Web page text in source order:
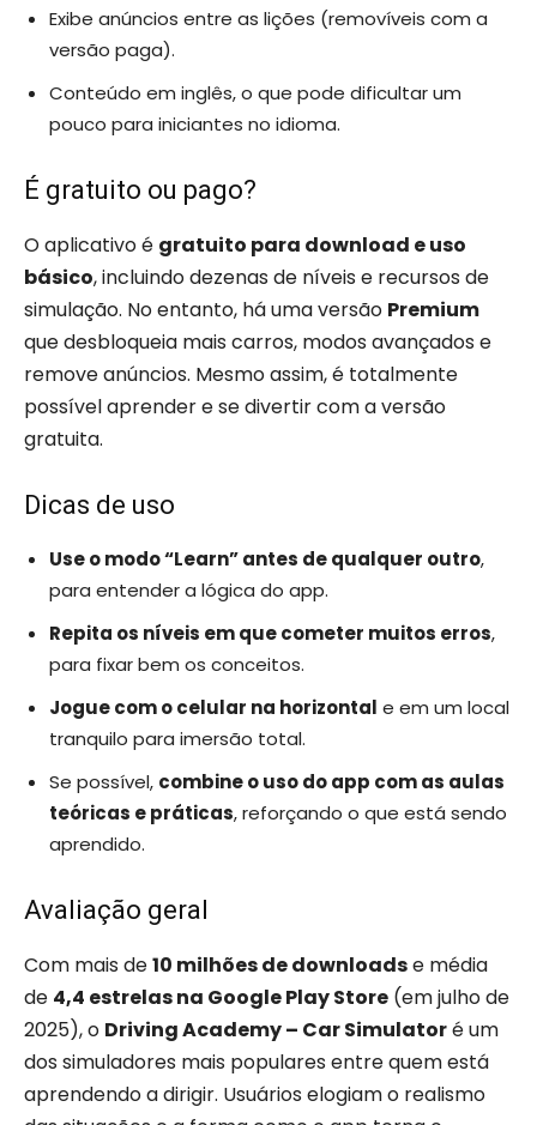
Exibe anúncios entre as lições (removíveis com a
versão paga).
Conteúdo em inglês, o que pode dificultar um
pouco para iniciantes no idioma.
É gratuito ou pago?
O aplicativo é gratuito para download e uso
básico, incluindo dezenas de níveis e recursos de
simulação. No entanto, há uma versão Premium
que desbloqueia mais carros, modos avançados e
remove anúncios. Mesmo assim, é totalmente
possível aprender e se divertir com a versão
gratuita.
Dicas de uso
Use o modo “Learn” antes de qualquer outro,
para entender a lógica do app.
Repita os níveis em que cometer muitos erros,
para fixar bem os conceitos.
Jogue com o celular na horizontal e em um local
tranquilo para imersão total.
Se possível, combine o uso do app com as aulas
teóricas e práticas, reforçando o que está sendo
aprendido.
Avaliação geral
Com mais de10 milhões de downloadse média
de 4,4 estrelas na Google Play Store (em julho de
2025), o Driving Academy – Car Simulatoré um
dos simuladores mais populares entre quem está
aprendendo a dirigir. Usuários elogiam o realismo